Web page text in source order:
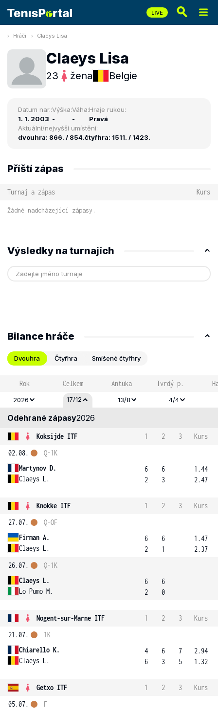
Hráči Claeys Lisa
Claeys Lisa
23 žena Belgie
Datum nar.:
1. 1. 2003
Výška:
-
Váha:
-
Hraje rukou:
Pravá
Aktuální/nejvyšší umístění:
dvouhra: 866. / 854.čtyřhra: 1511. / 1423.
Příští zápas
Turnaj a zápas Kurs
Žádné nadcházející zápasy.
Výsledky na turnajích
Bilance hráče
Dvouhra Čtyřhra Smíšené čtyřhry
Rok Celkem Antuka Tvrdý p.
2026 17/12 13/8 4/4
Odehrané zápasy2026
Koksijde ITF 1 2 3
Kurs
02.08.
Martynov D.
Claeys L.
Q-1K
6
2
6
3
1.44
2.47
Knokke ITF 1 2 3
Kurs
27.07.
Firman A.
Claeys L.
Q-OF
6
2
6
1
1.47
2.37
26.07.
Claeys L.
Lo Pumo M.
Q-1K
6
2
6
0
Nogent-sur-Marne ITF 1 2 3
Kurs
21.07.
Chiarello K.
Claeys L.
1K
4
6
6
3
7
5
2.94
1.32
Getxo ITF 1 2 3
Kurs
05.07.
F